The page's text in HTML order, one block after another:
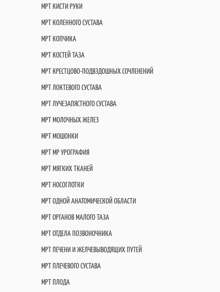
МРТ КИСТИ РУКИ
МРТ КОЛЕННОГО СУСТАВА
МРТ КОПЧИКА
МРТ КОСТЕЙ ТАЗА
МРТ КРЕСТЦОВО-ПОДВЗДОШНЫХ СОЧЛЕНЕНИЙ
МРТ ЛОКТЕВОГО СУСТАВА
МРТ ЛУЧЕЗАПЯСТНОГО СУСТАВА
МРТ МОЛОЧНЫХ ЖЕЛЕЗ
МРТ МОШОНКИ
МРТ МР УРОГРАФИЯ
МРТ МЯГКИХ ТКАНЕЙ
МРТ НОСОГЛОТКИ
МРТ ОДНОЙ АНАТОМИЧЕСКОЙ ОБЛАСТИ
МРТ ОРГАНОВ МАЛОГО ТАЗА
МРТ ОТДЕЛА ПОЗВОНОЧНИКА
МРТ ПЕЧЕНИ И ЖЕЛЧЕВЫВОДЯЩИХ ПУТЕЙ
МРТ ПЛЕЧЕВОГО СУСТАВА
МРТ ПЛОДА